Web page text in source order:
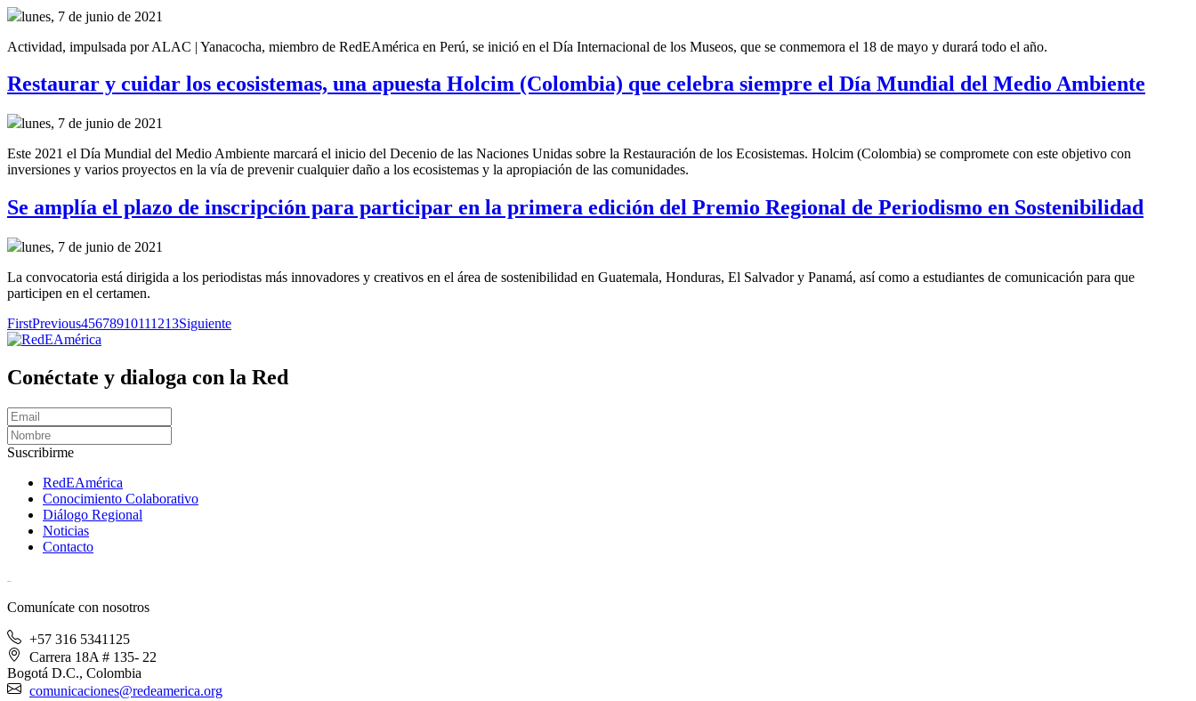
lunes, 7 de junio de 2021
Actividad, impulsada por ALAC | Yanacocha, miembro de RedEAmérica en Perú, se inició en el Día Internacional de los Museos, que se conmemora el 18 de mayo y durará todo el año.
Restaurar y cuidar los ecosistemas, una apuesta Holcim (Colombia) que celebra siempre el Día Mundial del Medio Ambiente
lunes, 7 de junio de 2021
Este 2021 el Día Mundial del Medio Ambiente marcará el inicio del Decenio de las Naciones Unidas sobre la Restauración de los Ecosistemas. Holcim (Colombia) se compromete con este objetivo con
inversiones y varios proyectos en la vía de prevenir cualquier daño a los ecosistemas y la apropiación de las comunidades.
Se amplía el plazo de inscripción para participar en la primera edición del Premio Regional de Periodismo en Sostenibilidad
lunes, 7 de junio de 2021
La convocatoria está dirigida a los periodistas más innovadores y creativos en el área de sostenibilidad en Guatemala, Honduras, El Salvador y Panamá, así como a estudiantes de comunicación para que
participen en el certamen.
FirstPrevious45678910111213Siguiente
Conéctate y dialoga con la Red
Suscribirme
RedEAmérica
Conocimiento Colaborativo
Diálogo Regional
Noticias
Contacto
Comunícate con nosotros
+57 316 5341125
Carrera 18A # 135- 22
Bogotá D.C., Colombia
comunicaciones@redeamerica.org